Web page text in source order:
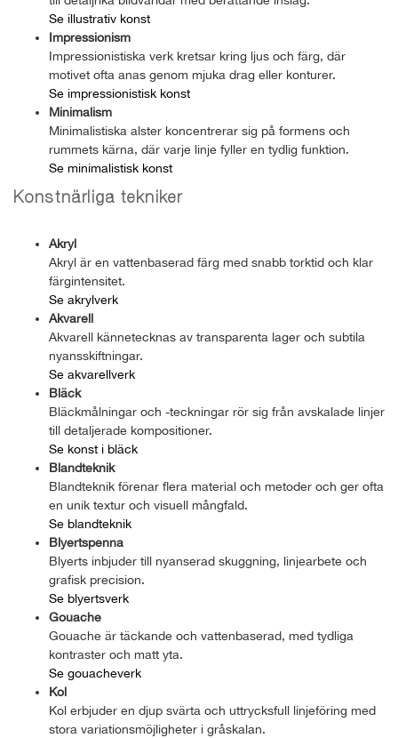
Se illustrativ konst
Impressionism
Impressionistiska verk kretsar kring ljus och färg, där
motivet ofta anas genom mjuka drag eller konturer.
Se impressionistisk konst
Minimalism
Minimalistiska alster koncentrerar sig på formens och
rummets kärna, där varje linje fyller en tydlig funktion.
Se minimalistisk konst
Konstnärliga tekniker
Akryl
Akryl är en vattenbaserad färg med snabb torktid och klar
färgintensitet.
Se akrylverk
Akvarell
Akvarell kännetecknas av transparenta lager och subtila
nyansskiftningar.
Se akvarellverk
Bläck
Bläckmålningar och -teckningar rör sig från avskalade linjer
till detaljerade kompositioner.
Se konst i bläck
Blandteknik
Blandteknik förenar flera material och metoder och ger ofta
en unik textur och visuell mångfald.
Se blandteknik
Blyertspenna
Blyerts inbjuder till nyanserad skuggning, linjearbete och
grafisk precision.
Se blyertsverk
Gouache
Gouache är täckande och vattenbaserad, med tydliga
kontraster och matt yta.
Se gouacheverk
Kol
Kol erbjuder en djup svärta och uttrycksfull linjeföring med
stora variationsmöjligheter i gråskalan.